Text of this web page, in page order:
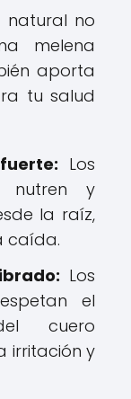
no
melena
aporta
tu salud
Los
nutren y
la raíz,
caída.
Los
el
cuero
irritación y